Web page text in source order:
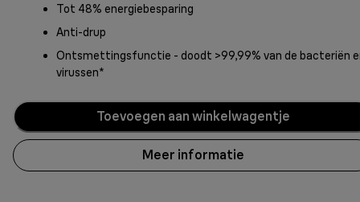
Tot 48% energiebesparing
Anti-drup
Ontsmettingsfunctie - doodt >99,99% van de bacteriën
virussen*
Toevoegen aan winkelwagentje
Meer informatie